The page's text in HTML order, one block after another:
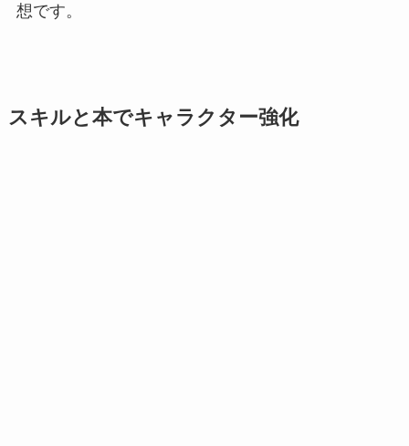
想です。
スキルと本でキャラクター強化